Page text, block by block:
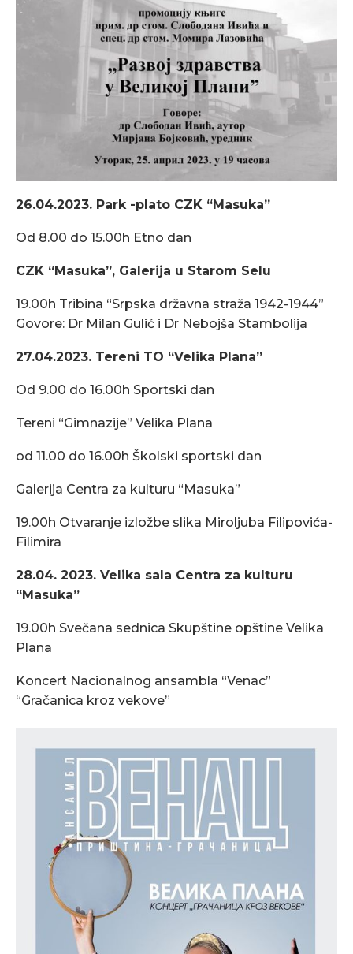
26.04.2023. Park -plato CZK “Masuka”
Od 8.00 do 15.00h Etno dan
CZK “Masuka”, Galerija u Starom Selu
19.00h Tribina “Srpska državna straža 1942-1944”
Govore: Dr Milan Gulić i Dr Nebojša Stambolija
27.04.2023. Tereni TO “Velika Plana”
Od 9.00 do 16.00h Sportski dan
Tereni “Gimnazije” Velika Plana
od 11.00 do 16.00h Školski sportski dan
Galerija Centra za kulturu “Masuka”
19.00h Otvaranje izložbe slika Miroljuba Filipovića-
Filimira
28.04. 2023. Velika sala Centra za kulturu
“Masuka”
19.00h Svečana sednica Skupštine opštine Velika
Plana
Koncert Nacionalnog ansambla “Venac”
“Gračanica kroz vekove”